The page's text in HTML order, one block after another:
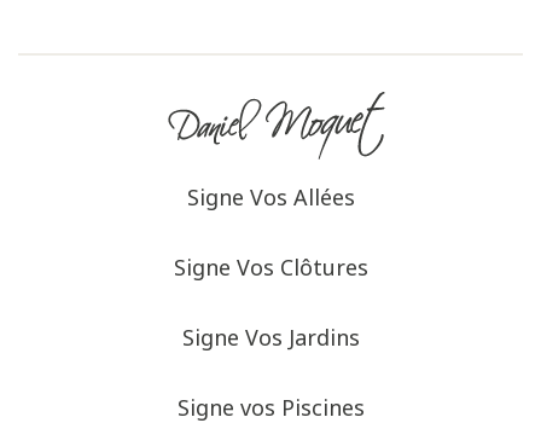
Signe Vos Allées
Signe Vos Clôtures
Signe Vos Jardins
Signe vos Piscines